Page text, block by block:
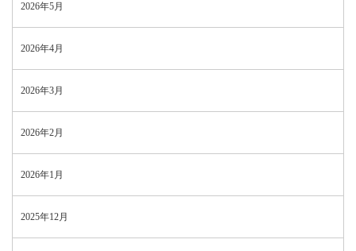
2026年5月
2026年4月
2026年3月
2026年2月
2026年1月
2025年12月